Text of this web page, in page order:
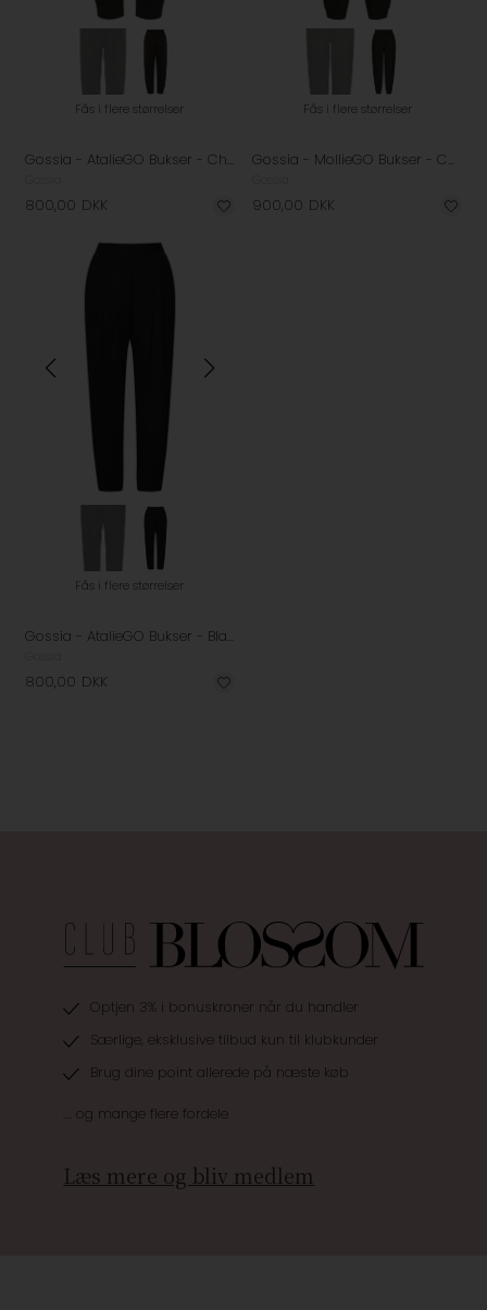
Fås i flere størrelser
Gossia - AtalieGO Bukser - Chocolate
800,00 DKK
Fås i flere størrelser
Gossia - MollieGO Bukser - Coffee
900,00 DKK
Fås i flere størrelser
Gossia - AtalieGO Bukser - Black
800,00 DKK
Optjen 3% i bonuskroner når du handler
Særlige, eksklusive tilbud kun til klubkunder
Brug dine point allerede på næste køb
.... og mange flere fordele
Læs mere og bliv medlem